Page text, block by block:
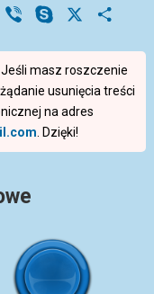
VK Viber Skype
masz roszczenie
usunięcia treści
na adres
. Dzięki!